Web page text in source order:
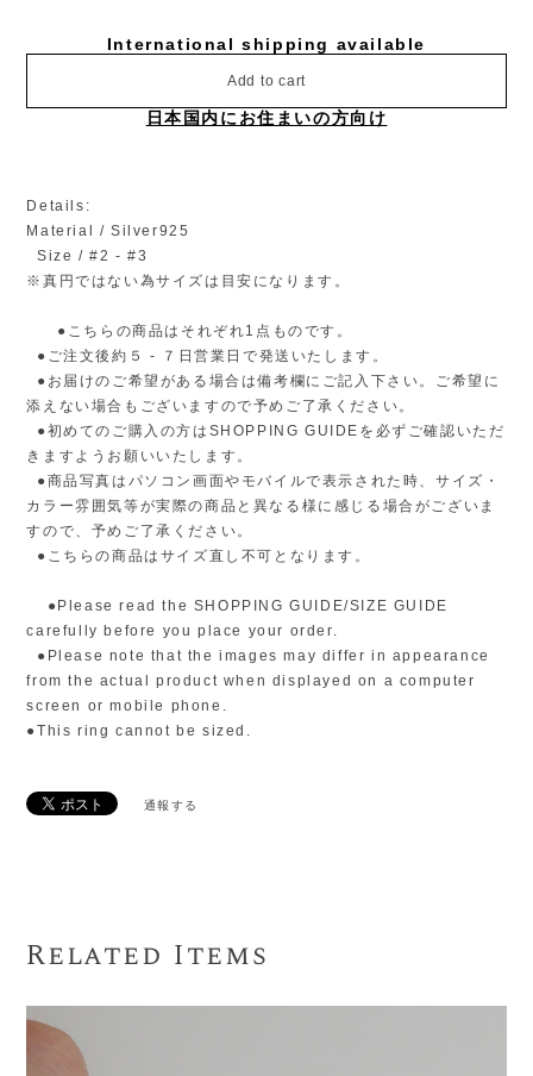
International shipping available
Add to cart
日本国内にお住まいの方向け
Details:
Material / Silver925
Size / #2 - #3
※真円ではない為サイズは目安になります。
●こちらの商品はそれぞれ1点ものです。
●ご注文後約５ - ７日営業日で発送いたします。
●お届けのご希望がある場合は備考欄にご記入下さい。ご希望に
添えない場合もございますので予めご了承ください。
●初めてのご購入の方はSHOPPING GUIDEを必ずご確認いただ
きますようお願いいたします。
●商品写真はパソコン画面やモバイルで表示された時、サイズ・
カラー雰囲気等が実際の商品と異なる様に感じる場合がございま
すので、予めご了承ください。
●こちらの商品はサイズ直し不可となります。
●Please read the SHOPPING GUIDE/SIZE GUIDE
carefully before you place your order.
●Please note that the images may differ in appearance
from the actual product when displayed on a computer
screen or mobile phone.
●This ring cannot be sized.
通報する
Related Items